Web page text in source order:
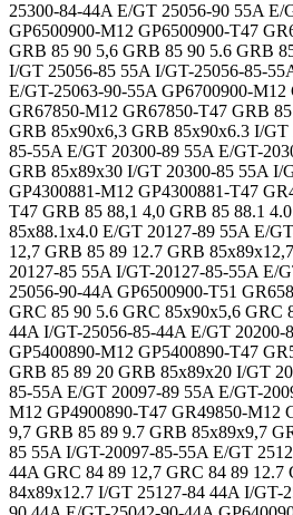
25300-84-44A E/GT 25056-90 55A E/
GP6500900-M12 GP6500900-T47
GRB 85 90 5,6 GRB 85 90 5.6 GRB
I/GT 25056-85 55A I/GT-25056-85-
E/GT-25063-90-55A GP6700900-M12
GR67850-M12 GR67850-T47 GRB
GRB 85x90x6,3 GRB 85x90x6.3 I/
85-55A E/GT 20300-89 55A E/GT-
GRB 85x89x30 I/GT 20300-85 55A I/
GP4300881-M12 GP4300881-T47
T47 GRB 85 88,1 4,0 GRB 85 88.1
85x88.1x4.0 E/GT 20127-89 55A E/
12,7 GRB 85 89 12.7 GRB
20127-85 55A I/GT-20127-85-55A E/
25056-90-44A GP6500900-T51
GRC 85 90 5.6 GRC 85x90x5,6 GRC
44A I/GT-25056-85-44A E/GT 20200-
GP5400890-M12 GP5400890-T47
GRB 85 89 20 GRB 85x89x20 I/GT
85-55A E/GT 20097-89 55A E/GT-
M12 GP4900890-T47 GR49850-M12
9,7 GRB 85 89 9.7 GRB 85x89x9,7
85 55A I/GT-20097-85-55A E/GT
44A GRC 84 89 12,7 GRC 84 89 12.7
84x89x12.7 I/GT 25127-84 44A I/GT-